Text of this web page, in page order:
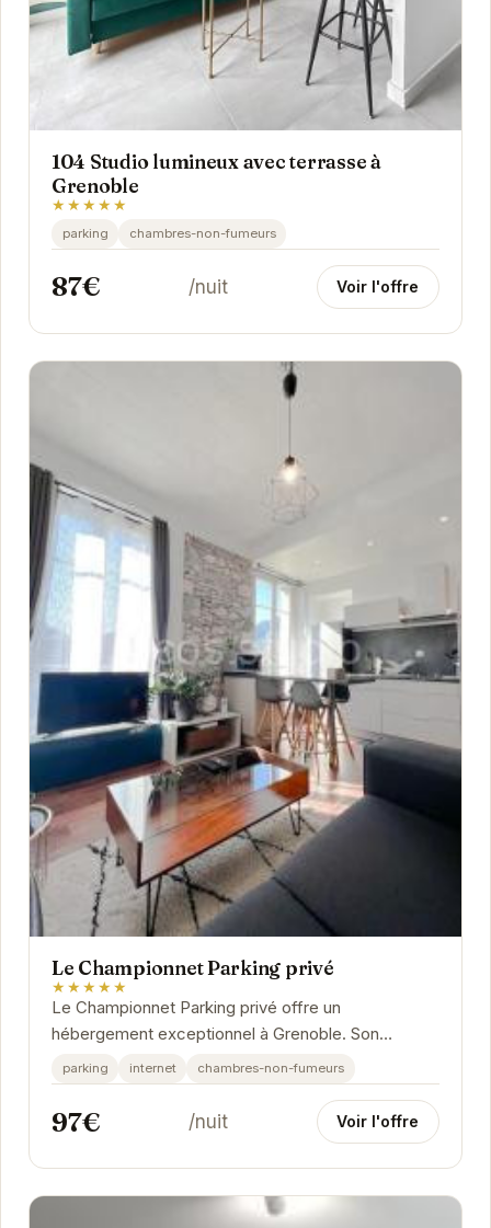
104 Studio lumineux avec terrasse à
Grenoble
★★★★★
parking chambres-non-fumeurs
87€ /nuit Voir l'offre
Le Championnet Parking privé
★★★★★
Le Championnet Parking privé offre un
hébergement exceptionnel à Grenoble. Son
emplacement privilégié, combiné à ses
équipements modernes et...
parking internet chambres-non-fumeurs
97€ /nuit Voir l'offre